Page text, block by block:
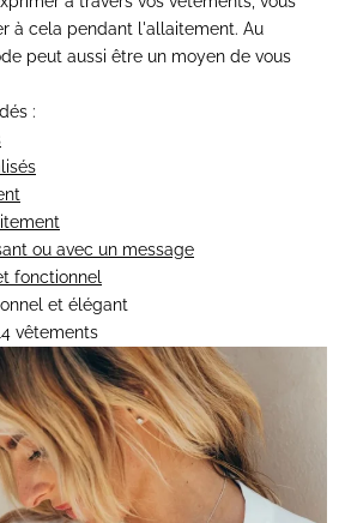
à cela pendant l'allaitement. Au
peut aussi être un moyen de vous
:
ou avec un message
fonctionnel
et élégant
vêtements